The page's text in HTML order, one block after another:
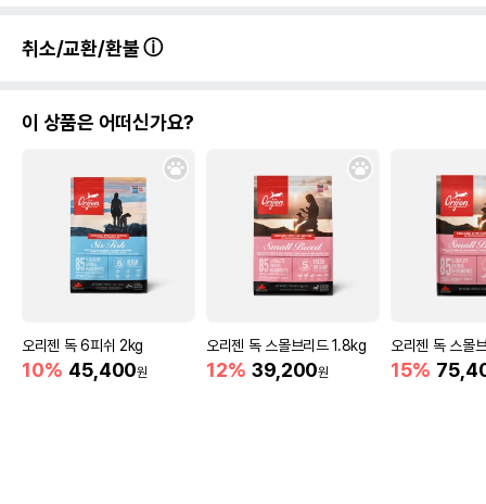
취소/교환/환불
이 상품은 어떠신가요?
오리젠 독 6피쉬 2kg
10% 45,400원
오리젠 독 스몰브리드 1.8kg
12% 39,200원
오리젠 독 스몰
15%